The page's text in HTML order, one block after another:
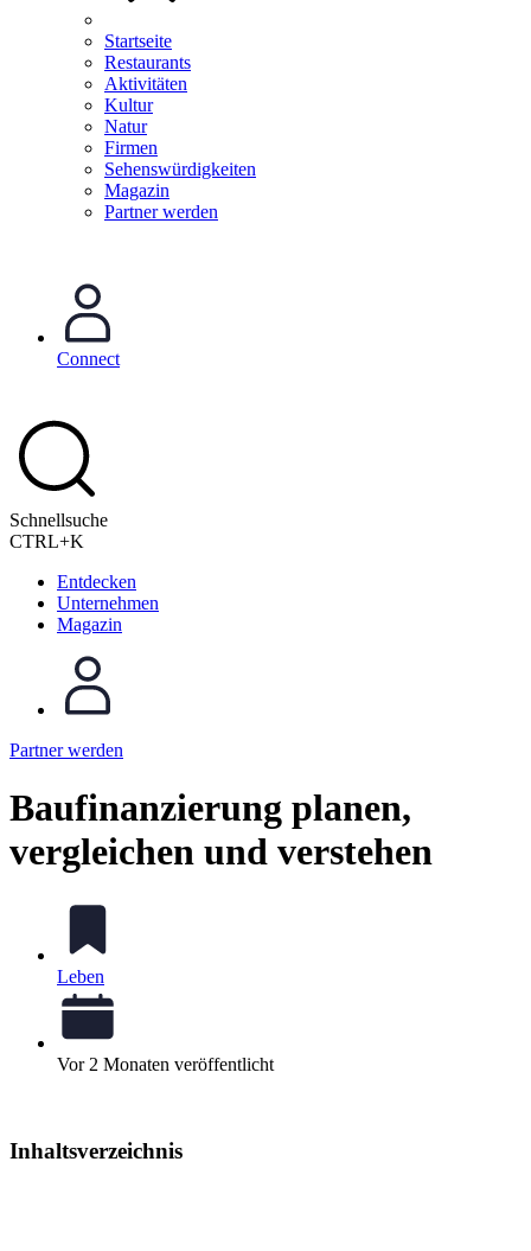
Startseite
Restaurants
Aktivitäten
Kultur
Natur
Firmen
Sehenswürdigkeiten
Magazin
Partner werden
Connect
Schnellsuche
CTRL+K
Entdecken
Unternehmen
Magazin
Partner werden
Baufinanzierung planen,
vergleichen und verstehen
Leben
Vor 2 Monaten veröffentlicht
Inhaltsverzeichnis